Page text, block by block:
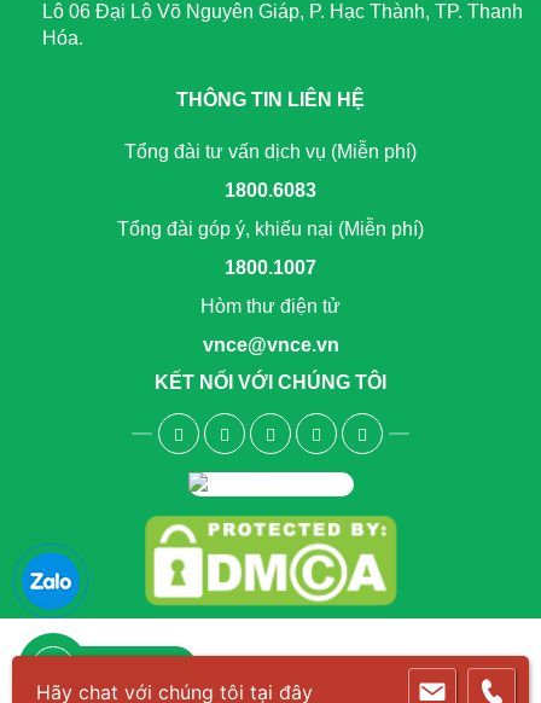
Lô 06 Đại Lộ Võ Nguyên Giáp, P. Hạc Thành, TP. Thanh
Hóa.
THÔNG TIN LIÊN HỆ
Tổng đài tư vấn dịch vụ (Miễn phí)
1800.6083
Tổng đài góp ý, khiếu nại (Miễn phí)
1800.1007
Hòm thư điện tử
vnce@vnce.vn
KẾT NỐI VỚI CHÚNG TÔI